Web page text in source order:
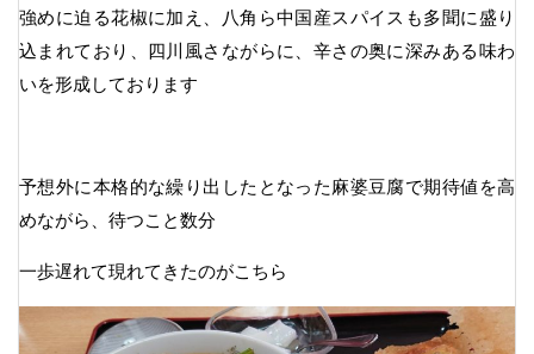
強めに迫る花椒に加え、八角ら中国産スパイスも多聞に盛り
込まれており、四川風さながらに、辛さの奥に深みある味わ
いを形成しております
予想外に本格的な繰り出したとなった麻婆豆腐で期待値を高
めながら、待つこと数分
一歩遅れて現れてきたのがこちら